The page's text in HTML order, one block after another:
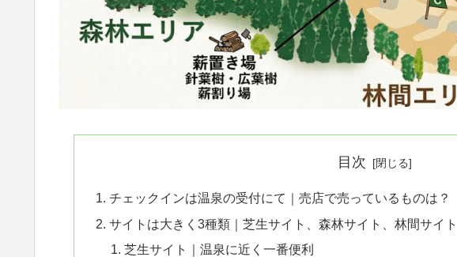
目次
チェックインは温泉の受付にて｜売店で売っているものは？
サイトは大きく3種類｜芝生サイト、森林サイト、林間サイト
芝生サイト｜温泉に近く一番便利